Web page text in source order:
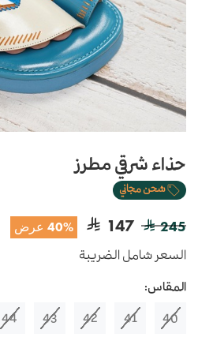
حذاء شرقي مطرز
شحن مجاني
245
147 40% عرض
السعر شامل الضريبة
المقاس:
40
41
42
43
44